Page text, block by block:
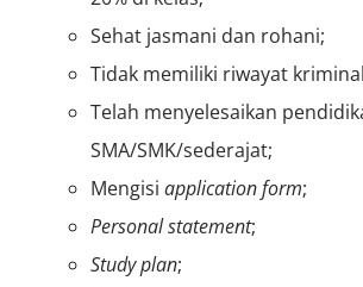
Sehat jasmani dan rohani;
Tidak memiliki riwayat
Telah menyelesaikan
SMA/SMK/sederajat;
Mengisi application form;
Personal statement;
Study plan;